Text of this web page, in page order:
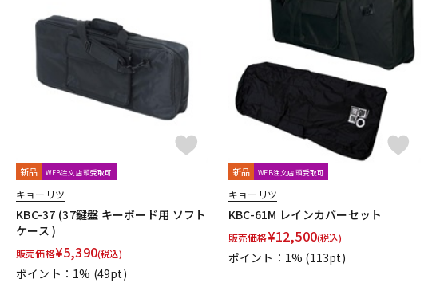
DJ機器 DTM
ヴィンテージ
新品 WEB注文店頭受取可
キョーリツ
KBC-37 (37鍵盤 キーボード用 ソフト
ケース )
販売価格¥5,390(税込)
ポイント：1% (49pt)
新品 WEB注文店頭受取可
キョーリツ
KBC-61M レインカバーセット
販売価格¥12,500(税込)
ポイント：1% (113pt)